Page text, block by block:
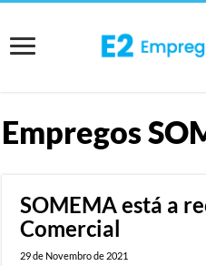
Empregos
SOMEMA está a
Comercial
29 de Novembro de 2021